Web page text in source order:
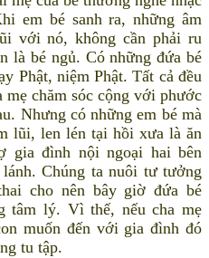
em bé sanh ra, những âm
với nó, không cần phải ru
là bé ngủ. Có những đứa bé
Phật, niệm Phật. Tất cả đều
mẹ chăm sóc cộng với phước
Nhưng có những em bé mà
lũi, len lén tại hồi xưa là ăn
gia đình nội ngoại hai bên
Chúng ta nuôi tư tưởng
cho nên bây giờ đứa bé
tâm lý. Vì thế, nếu cha mẹ
muốn đến với gia đình đó
tu tập.